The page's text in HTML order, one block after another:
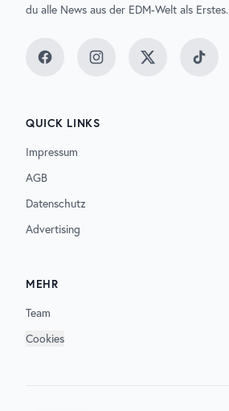
du alle News aus der EDM-Welt als Erstes.
FacebookInstagramTwitter TikTok
QUICK LINKS
Impressum
AGB
Datenschutz
Advertising
MEHR
Team
Cookies